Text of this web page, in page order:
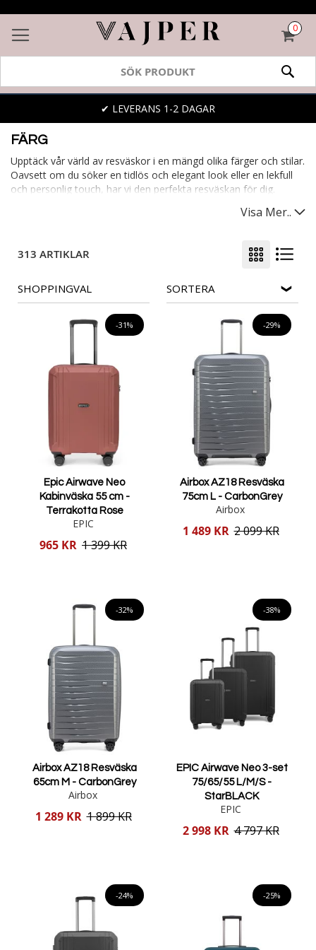
0
✔ LEVERANS 1-2 DAGAR
FÄRG
Upptäck vår värld av resväskor i en mängd olika färger och stilar.
Oavsett om du söker en tidlös och elegant look eller en lekfull
och personlig touch, har vi den perfekta resväskan för dig.
i silver,i tyg,vita,
Visa Mer..
313 ARTIKLAR
SHOPPINGVAL SORTERA
-31%
Epic Airwave Neo
Kabinväska 55 cm -
Terrakotta Rose
EPIC
Reducerat
965 KR 1 399 KR
-29%
Airbox AZ18 Resväska
75cm L - CarbonGrey
Airbox
Reducerat
1 489 KR 2 099 KR
-32%
Airbox AZ18 Resväska
65cm M - CarbonGrey
Airbox
Reducerat
1 289 KR 1 899 KR
-38%
EPIC Airwave Neo 3-set
75/65/55 L/M/S -
StarBLACK
EPIC
Reducerat
2 998 KR 4 797 KR
-24% -25%